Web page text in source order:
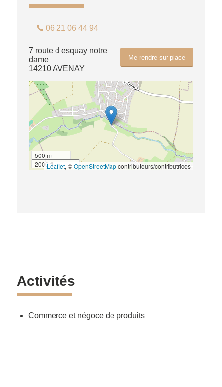
06 21 06 44 94
Me rendre sur place
7 route d esquay notre
dame
14210 AVENAY
500 m
2000 ftLeaflet, ©OpenStreetMapcontributeurs/contributrices
Activités
Commerce et négoce de produits